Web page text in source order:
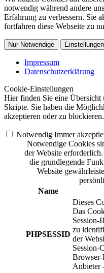
notwendig während andere
Erfahrung zu verbessern. Sie
fortfahren diese Webseite zu
Nur Notwendige Einstellungen
Impressum
Datenschutzerklärung
Cookie-Einstellungen
Hier finden Sie eine Übersicht
Skripte. Sie haben die
akzeptieren oder zu blockieren.
Notwendig Immer
Notwendige Cookies
der Website
die grundlegende
Website
Name
PHPSESSID
Dieses
Das
Session-
zu
der
Session-
Browser-
Anbieter